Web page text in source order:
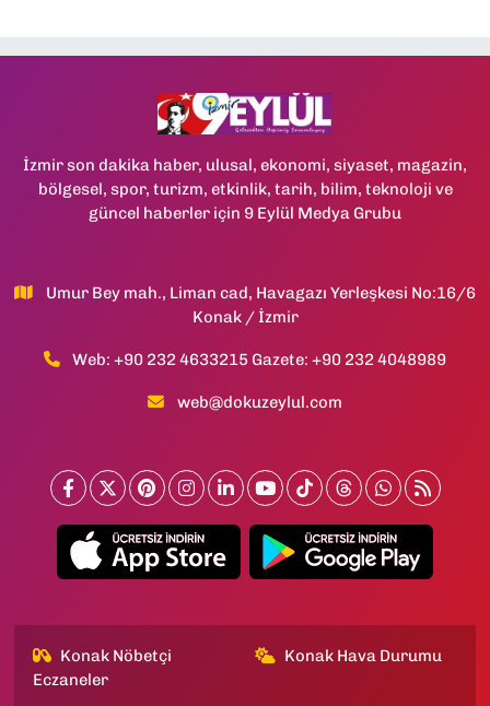
İzmir son dakika haber, ulusal, ekonomi, siyaset, magazin,
bölgesel, spor, turizm, etkinlik, tarih, bilim, teknoloji ve
güncel haberler için 9 Eylül Medya Grubu
Umur Bey mah., Liman cad, Havagazı Yerleşkesi No:16/6
Konak / İzmir
Web: +90 232 4633215 Gazete: +90 232 4048989
web@dokuzeylul.com
Konak Nöbetçi
Eczaneler
Konak Hava Durumu